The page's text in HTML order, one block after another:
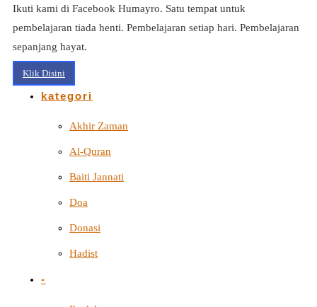
Ikuti kami di Facebook Humayro. Satu tempat untuk
pembelajaran tiada henti. Pembelajaran setiap hari. Pembelajaran
sepanjang hayat.
Klik Disini
kategori
Akhir Zaman
Al-Quran
Baiti Jannati
Doa
Donasi
Hadist
-